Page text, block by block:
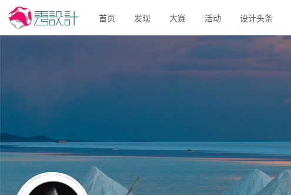
首页 发现 大赛 活动 设计头条